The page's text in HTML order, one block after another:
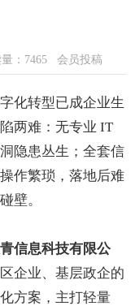
：7465 会员投稿
化转型已成企业生
两难：无专业 IT
隐患丛生；全套信
作繁琐，落地后难
壁。
信息科技有限公
企业、基层政企的
方案，主打轻量